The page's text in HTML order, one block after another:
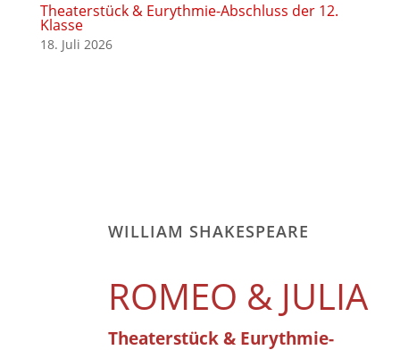
Theaterstück & Eurythmie-Abschluss der 12.
Klasse
18. Juli 2026
WILLIAM SHAKESPEARE
ROMEO & JULIA
Theaterstück & Eurythmie-